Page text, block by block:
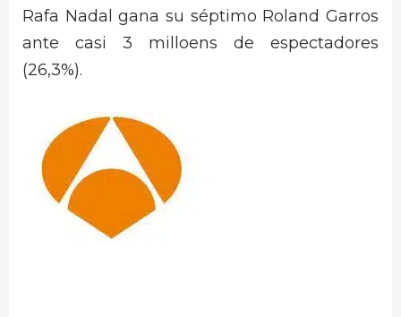
Rafa Nadal gana su séptimo Roland Garros
ante casi 3 milloens de espectadores
(26,3%).